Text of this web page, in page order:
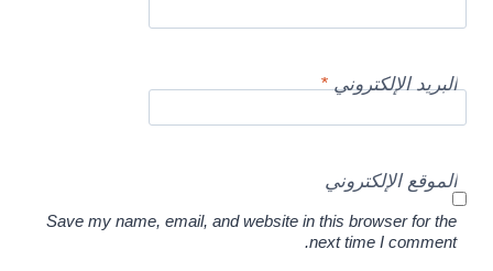
البريد الإلكتروني*
الموقع الإلكتروني
Save my name, email, and website in this browser for the
next time I comment.